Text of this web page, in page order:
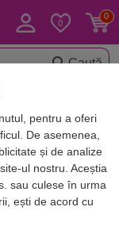
Caută
pentru a oferi
De asemenea,
și de analize
ul nostru. Aceștia
sau culese în urma
ești de acord cu